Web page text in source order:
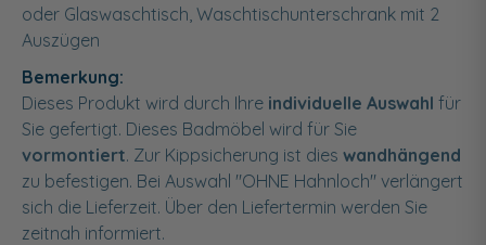
oder Glaswaschtisch, Waschtischunterschrank mit 2
Auszügen
Bemerkung:
Dieses Produkt wird durch Ihre individuelle Auswahl für
Sie gefertigt. Dieses Badmöbel wird für Sie
vormontiert. Zur Kippsicherung ist dies wandhängend
zu befestigen. Bei Auswahl "OHNE Hahnloch" verlängert
sich die Lieferzeit. Über den Liefertermin werden Sie
zeitnah informiert.